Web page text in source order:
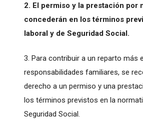
2. El permiso y la prestación por
concederán en los términos
laboral y de Seguridad Social.
3. Para contribuir a un reparto más
responsabilidades familiares, se
derecho a un permiso y una
los términos previstos en la
Seguridad Social.